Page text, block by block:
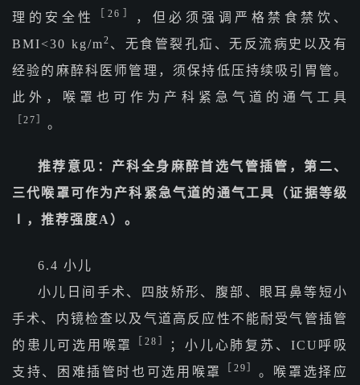
理的安全性
［26］
，但必须强调严格禁食禁饮、
BMI<30 kg/m2 、无食管裂孔疝、无反流病史以及有
经验的麻醉科医师管理，须保持低压持续吸引胃管。
此外，喉罩也可作为产科紧急气道的通气工具
［27］ 。
推荐意见：产科全身麻醉首选气管插管，第二、
三代喉罩可作为产科紧急气道的通气工具（证据等级
Ⅰ，推荐强度A）。
6.4 小儿
小儿日间手术、四肢矫形、腹部、眼耳鼻等短小
手术、内镜检查以及气道高反应性不能耐受气管插管
的患儿可选用喉罩
［28］
；小儿心肺复苏、ICU呼吸
支持、困难插管时也可选用喉罩
［29］ 。喉罩选择应